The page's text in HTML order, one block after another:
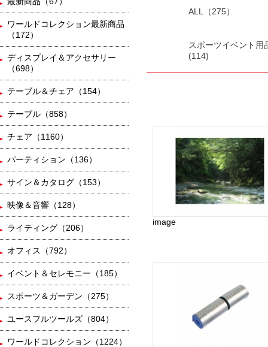
ワールドコレクション最新商品
（172）
ディスプレイ＆アクセサリー
（698）
テーブル＆チェア（154）
テーブル（858）
チェア（1160）
パーティション（136）
サイン＆カタログ（153）
映像＆音響（128）
ライティング（206）
オフィス（792）
イベント＆セレモニー（185）
スポーツ＆ガーデン（275）
ユースフルツールズ（804）
ワールドコレクション（1224）
ALL（275）
スポーツイベント用
(114)
image